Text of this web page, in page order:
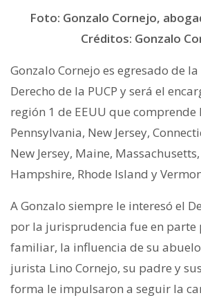
Foto: Gonzalo Cornejo,
Créditos: Gonzalo
Gonzalo Cornejo es egresado de
Derecho de la PUCP y será el
región 1 de EEUU que comprende
Pennsylvania, New Jersey,
New Jersey, Maine,
Hampshire, Rhode Island y
A Gonzalo siempre le interesó el
por la jurisprudencia fue en parte
familiar, la influencia de su
jurista Lino Cornejo, su padre y
forma le impulsaron a seguir la